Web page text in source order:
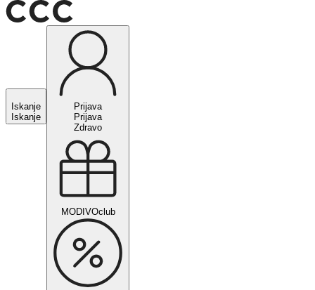
Iskanje
Iskanje
Prijava
Prijava
Zdravo
MODIVOclub